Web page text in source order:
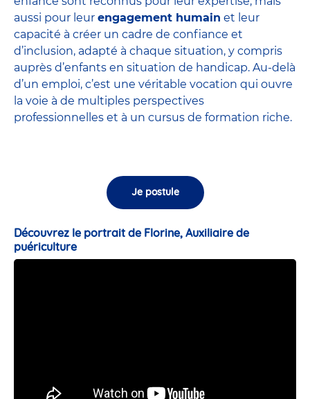
aussi pour leur engagement humain et leur
capacité à créer un cadre de confiance et
d’inclusion, adapté à chaque situation, y compris
auprès d’enfants en situation de handicap. Au-delà
d’un emploi, c’est une véritable vocation qui ouvre
la voie à de multiples perspectives
professionnelles et à un cursus de formation riche.
Je postule
Découvrez le portrait de Florine, Auxiliaire de
puériculture